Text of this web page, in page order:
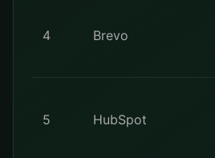
4 Brevo
5 HubSpot